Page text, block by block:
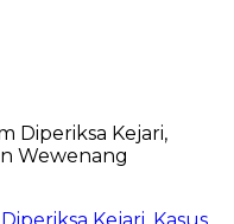
Kejari, Kasus